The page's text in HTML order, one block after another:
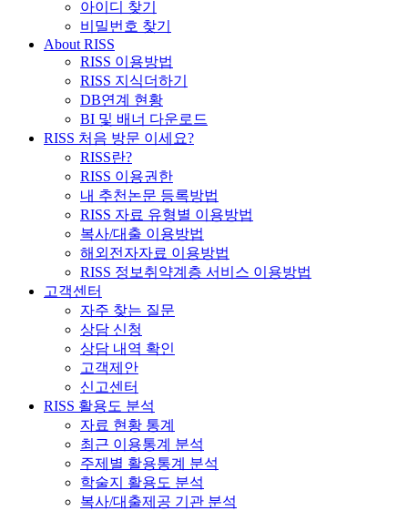
아이디 찾기
비밀번호 찾기
About RISS
RISS 이용방법
RISS 지식더하기
DB연계 현황
BI 및 배너 다운로드
RISS 처음 방문 이세요?
RISS란?
RISS 이용권한
내 추천논문 등록방법
RISS 자료 유형별 이용방법
복사/대출 이용방법
해외전자자료 이용방법
RISS 정보취약계층 서비스 이용방법
고객센터
자주 찾는 질문
상담 신청
상담 내역 확인
고객제안
신고센터
RISS 활용도 분석
자료 현황 통계
최근 이용통계 분석
주제별 활용통계 분석
학술지 활용도 분석
복사/대출제공 기관 분석